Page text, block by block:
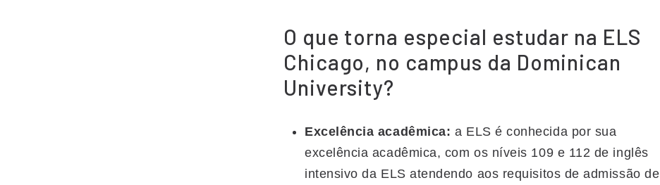
O que torna especial estudar na ELS
Chicago, no campus da Dominican
University?
Excelência acadêmica: a ELS é conhecida por sua
excelência acadêmica, com os níveis 109 e 112 de inglês
intensivo da ELS atendendo aos requisitos de admissão de